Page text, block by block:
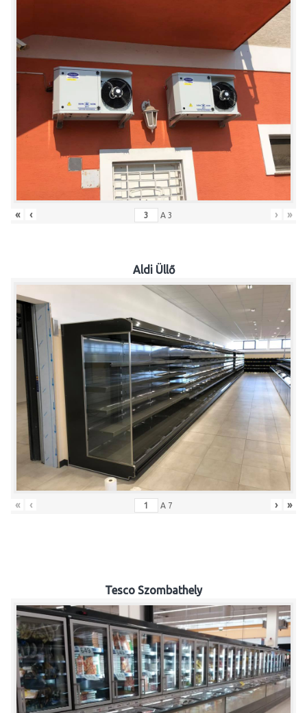
« ‹ A 3 › »
Aldi Üllő
« ‹ A 7 › »
Tesco Szombathely